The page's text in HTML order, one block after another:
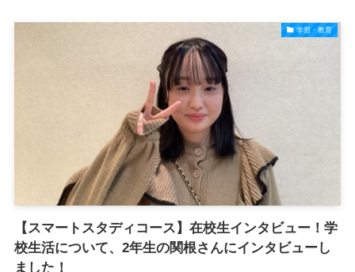
学習・教育
【スマートスタディコース】在校生インタビュー！学
校生活について、2年生の関根さんにインタビューし
ました！